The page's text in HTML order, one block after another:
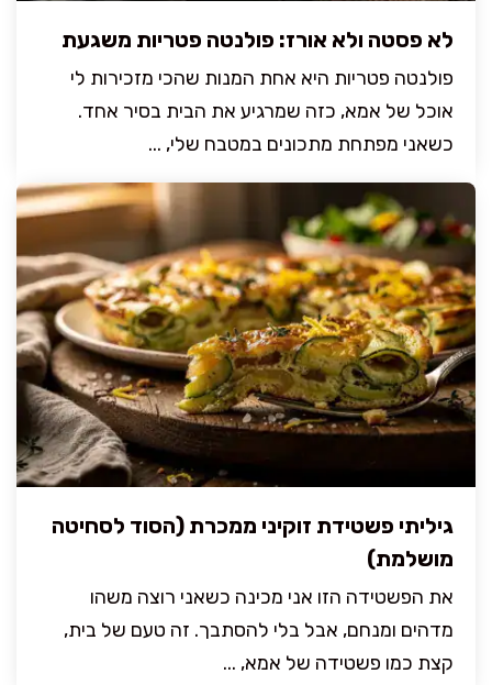
לא פסטה ולא אורז: פולנטה פטריות משגעת
פולנטה פטריות היא אחת המנות שהכי מזכירות לי
אוכל של אמא, כזה שמרגיע את הבית בסיר אחד.
כשאני מפתחת מתכונים במטבח שלי, ...
גיליתי פשטידת זוקיני ממכרת (הסוד לסחיטה
מושלמת)
את הפשטידה הזו אני מכינה כשאני רוצה משהו
מדהים ומנחם, אבל בלי להסתבך. זה טעם של בית,
קצת כמו פשטידה של אמא, ...